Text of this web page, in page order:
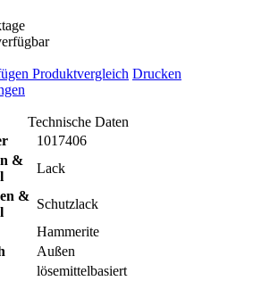
Produktvergleich Drucken
Technische Daten
1017406
&
Lack
&
Schutzlack
Hammerite
Außen
lösemittelbasiert